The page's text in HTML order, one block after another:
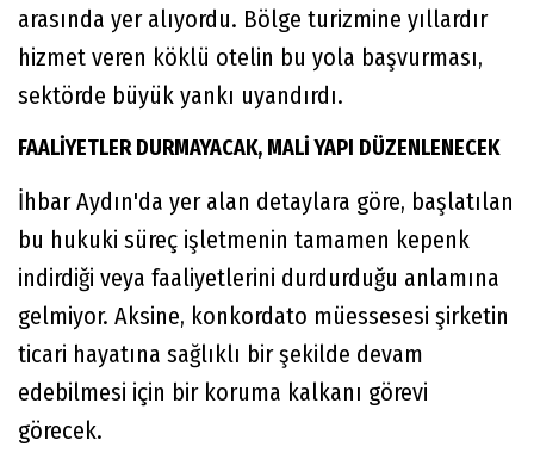
arasında yer alıyordu. Bölge turizmine yıllardır
hizmet veren köklü otelin bu yola başvurması,
sektörde büyük yankı uyandırdı.
FAALİYETLER DURMAYACAK, MALİ YAPI DÜZENLENECEK
İhbar Aydın'da yer alan detaylara göre, başlatılan
bu hukuki süreç işletmenin tamamen kepenk
indirdiği veya faaliyetlerini durdurduğu anlamına
gelmiyor. Aksine, konkordato müessesesi şirketin
ticari hayatına sağlıklı bir şekilde devam
edebilmesi için bir koruma kalkanı görevi
görecek.